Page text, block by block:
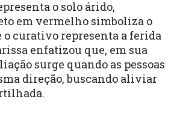
o solo árido,
em vermelho simboliza o
o curativo representa a ferida
enfatizou que, em sua
surge quando as pessoas
direção, buscando aliviar